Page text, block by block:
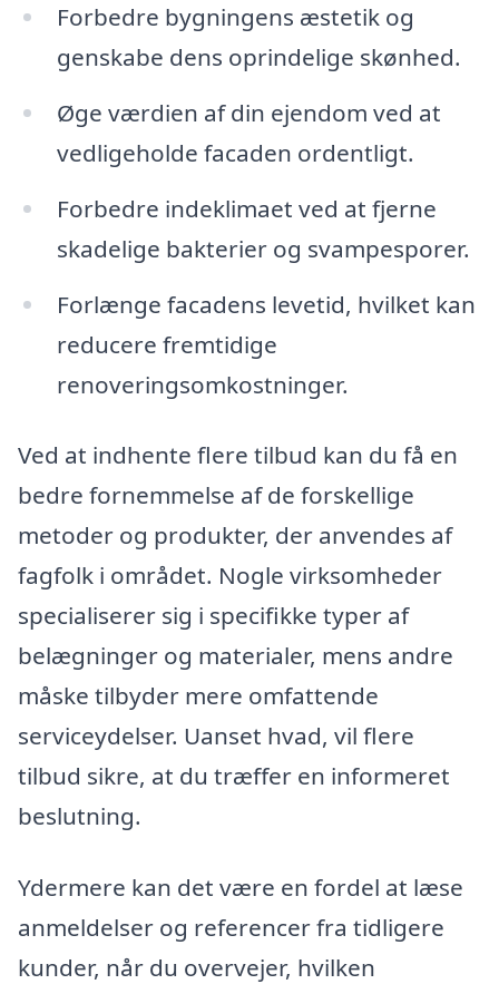
Forbedre bygningens æstetik og
genskabe dens oprindelige skønhed.
Øge værdien af din ejendom ved at
vedligeholde facaden ordentligt.
Forbedre indeklimaet ved at fjerne
skadelige bakterier og svampesporer.
Forlænge facadens levetid, hvilket kan
reducere fremtidige
renoveringsomkostninger.
Ved at indhente flere tilbud kan du få en
bedre fornemmelse af de forskellige
metoder og produkter, der anvendes af
fagfolk i området. Nogle virksomheder
specialiserer sig i specifikke typer af
belægninger og materialer, mens andre
måske tilbyder mere omfattende
serviceydelser. Uanset hvad, vil flere
tilbud sikre, at du træffer en informeret
beslutning.
Ydermere kan det være en fordel at læse
anmeldelser og referencer fra tidligere
kunder, når du overvejer, hvilken